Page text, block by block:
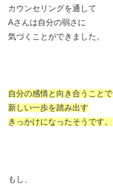
カウンセリングを通して
Aさんは自分の弱さに
気づくことができました。
自分の感情と向き合うことで
新しい一歩を踏み出す
きっかけになったそうです。
もし、